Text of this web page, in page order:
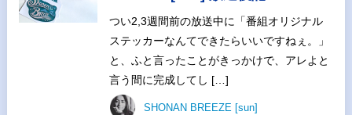
つい2,3週間前の放送中に「番組オリジナル
ステッカーなんてできたらいいですねぇ。」
と、ふと言ったことがきっかけで、アレよと
言う間に完成してし […]
SHONAN BREEZE [sun]